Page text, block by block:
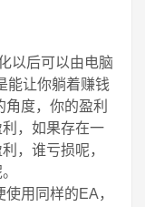
以后可以由电脑
能让你躺着赚钱
度，你的盈利
，如果存在一
，谁亏损呢，
用同样的EA，